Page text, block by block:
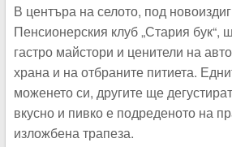
В центъра на селото, под
Пенсионерския клуб „Стария бук“,
гастро майстори и ценители на
храна и на отбраните питиета.
моженето си, другите ще
вкусно и пивко е подреденото на
изложбена трапеза.